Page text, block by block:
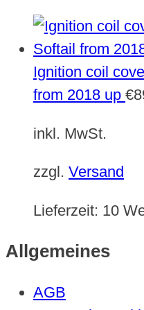
Ignition coil
from 2018 up €
inkl. MwSt.
zzgl. Versand
Lieferzeit: 10
Allgemeines
AGB